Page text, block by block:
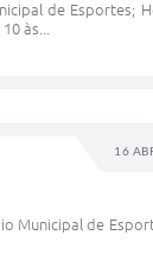
de Esportes;
às...
16
Municipal de